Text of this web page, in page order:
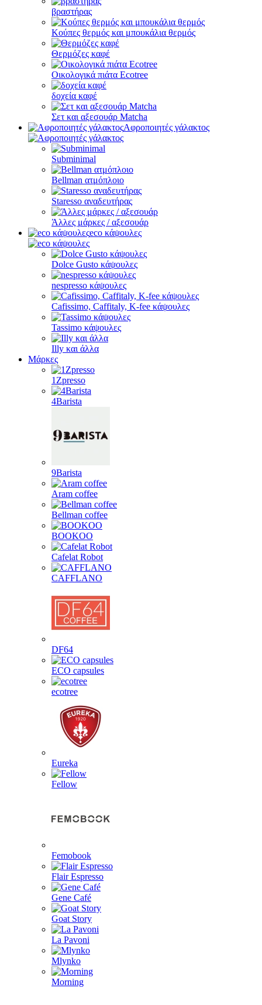
βραστήρας
Κούπες θερμός και μπουκάλια θερμός
Θερμόζες καφέ
Οικολογικά πιάτα Ecotree
δοχεία καφέ
Σετ και αξεσουάρ Matcha
Αφροποιητές γάλακτος
Subminimal
Bellman ατμόπλοιο
Staresso αναδευτήρας
Άλλες μάρκες / αξεσουάρ
eco κάψουλες
Dolce Gusto κάψουλες
nespresso κάψουλες
Cafissimo, Caffitaly, K-fee κάψουλες
Tassimo κάψουλες
Illy και άλλα
Μάρκες
1Zpresso
4Barista
9Barista
Aram coffee
Bellman coffee
BOOKOO
Cafelat Robot
CAFFLANO
DF64
ECO capsules
ecotree
Eureka
Fellow
Femobook
Flair Espresso
Gene Café
Goat Story
La Pavoni
Mlynko
Morning